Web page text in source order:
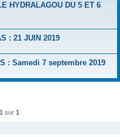
HYDRALAGOU DU 5 ET 6
: 21 JUIN 2019
: Samedi 7 septembre 2019
1 sur 1